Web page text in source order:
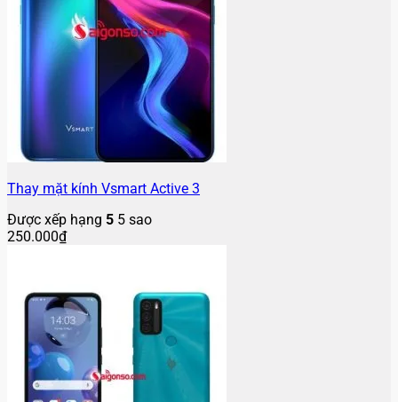
Thay mặt kính Vsmart Active 3
Được xếp hạng 5 5 sao
250.000₫